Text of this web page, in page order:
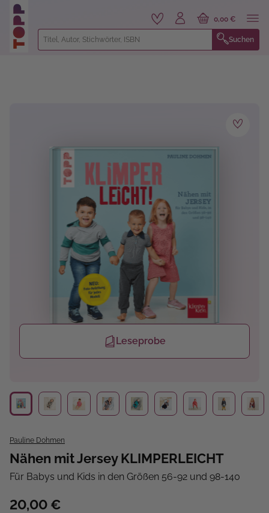
springen
Suchen
0,00 €
Leseprobe
Pauline Dohmen
Nähen mit Jersey KLIMPERLEICHT
Für Babys und Kids in den Größen 56-92 und 98-140
20,00 €